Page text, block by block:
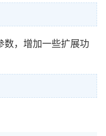
，增加一些扩展功